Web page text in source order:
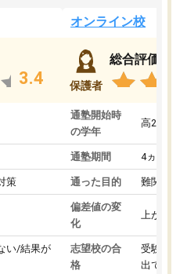
3.4
策
い/結果が
オンライン校
保護者
総合評価
通塾開始時
の学年
高2
通塾期間 4ヵ月～1
通った目的 難関私立
偏差値の変
化
上がった
志望校の合
格
受験して
出ていな